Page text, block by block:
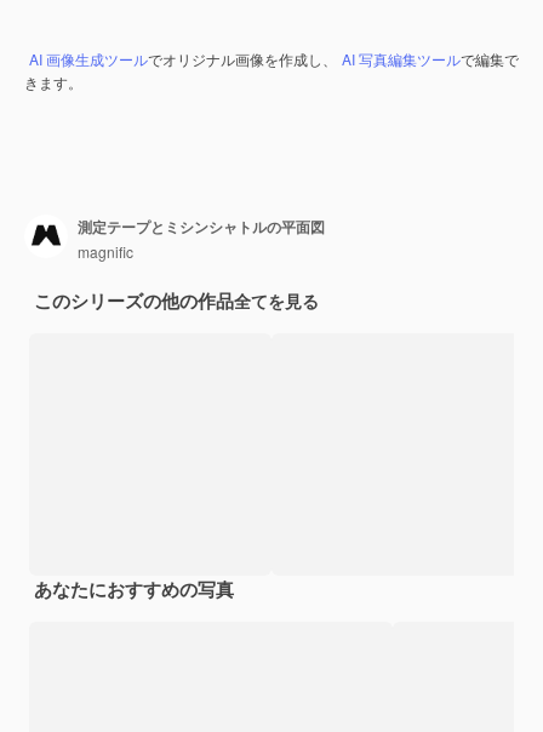
AI 画像生成ツールでオリジナル画像を作成し、 AI 写真編集ツールで編集で
きます。
測定テープとミシンシャトルの平面図
magnific
このシリーズの他の作品全てを見る
あなたにおすすめの写真